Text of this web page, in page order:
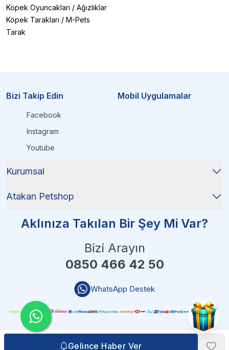
Gelince Haber Ver
Gelince Haber Ver
Köpek Oyuncakları / Ağızlıklar
Köpek Tarakları / M-Pets
Tarak
Bizi Takip Edin
Facebook
Instagram
Youtube
Mobil Uygulamalar
Kurumsal
Atakan Petshop
Aklınıza Takılan Bir Şey Mi Var?
Bizi Arayın
0850 466 42 50
WhatsApp Destek